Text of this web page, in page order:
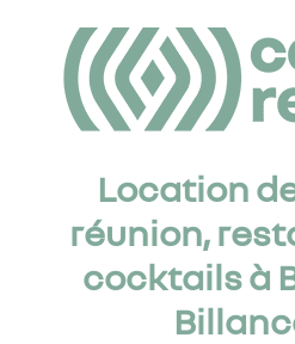
Location
réunion,
cocktails à